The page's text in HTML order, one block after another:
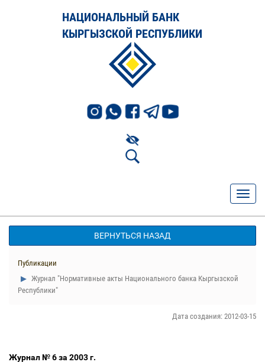
НАЦИОНАЛЬНЫЙ БАНК
КЫРГЫЗСКОЙ РЕСПУБЛИКИ
ВЕРНУТЬСЯ НАЗАД
Публикации
Журнал "Нормативные акты Национального банка Кыргызской
Республики"
Дата создания: 2012-03-15
Журнал № 6 за 2003 г.